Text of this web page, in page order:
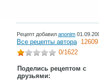
Рецепт добавил anonim
Все рецепты автора 12609
0/1622
Поделись рецептом с
друзьями: